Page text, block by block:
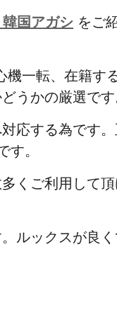
国アガシ をご
機一転、在籍す
うかの厳選です
応する為です。
。
くご利用して
ルックスが良